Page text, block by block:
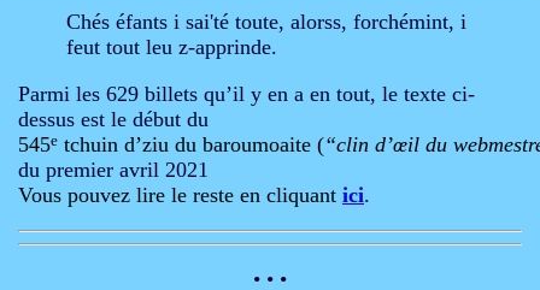
Chés éfants i sai'té toute, alorss, forchémint, i
feut tout leu z-apprinde.
Parmi les 629 billets qu’il y en a en tout, le texte ci-
dessus est le début du
545e tchuin d’ziu du baroumoaite (“clin d’œil du
du premier avril 2021
Vous pouvez lire le reste en cliquant ici.
• • •